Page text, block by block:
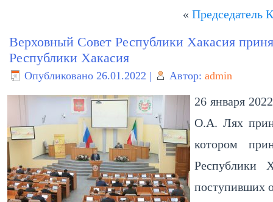
« Председатель
Верховный Совет Республики Хакасия
Республики Хакасия
Опубликовано 26.01.2022 | Автор: admin
26 января
О.А. Лях
котором
Республики
поступивших